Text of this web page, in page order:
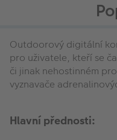
Outdoorový digitální
pro uživatele, kteří se
či jinak nehostinném
vyznavače
Hlavní přednosti: